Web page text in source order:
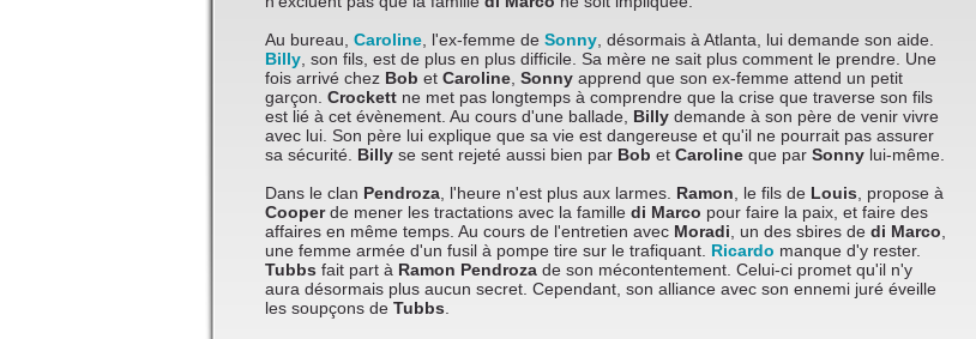
Au bureau, Caroline , l'ex-femme de Sonny , désormais à Atlanta, lui demande son aide.
Billy , son fils, est de plus en plus difficile. Sa mère ne sait plus comment le prendre. Une
fois arrivé chez Bob et Caroline Sonny apprend que son ex-femme attend un petit
garçon. Crockett ne met pas longtemps à comprendre que la crise que traverse son fils
est lié à cet évènement. Au cours d'une ballade, Billy demande à son père de venir vivre
avec lui. Son père lui explique que sa vie est dangereuse et qu'il ne pourrait pas assurer
sa sécurité. Billy se sent rejeté aussi bien par Bob et Caroline que par Sonny lui-même.
Dans le clan Pendroza , l'heure n'est plus aux larmes. Ramon , le fils de Louis , propose à
Cooperde mener les tractations avec la famille di Marco pour faire la paix, et faire des
affaires en même temps. Au cours de l'entretien avec Moradi , un des sbires de di Marco
une femme armée d'un fusil à pompe tire sur le trafiquant. Ricardo manque d'y rester.
Tubbs fait part à Ramon Pendroza de son mécontentement. Celui-ci promet qu'il n'y
aura désormais plus aucun secret. Cependant, son alliance avec son ennemi juré éveille
les soupçons de Tubbs